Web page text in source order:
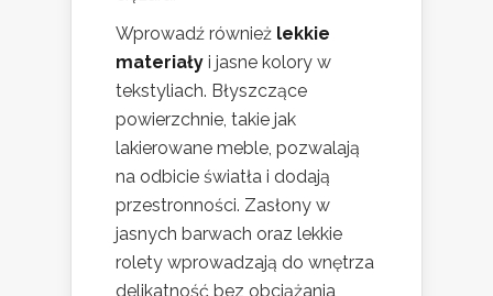
Wprowadź również lekkie
materiały i jasne kolory w
tekstyliach. Błyszczące
powierzchnie, takie jak
lakierowane meble, pozwalają
na odbicie światła i dodają
przestronności. Zasłony w
jasnych barwach oraz lekkie
rolety wprowadzają do wnętrza
delikatność bez obciążania